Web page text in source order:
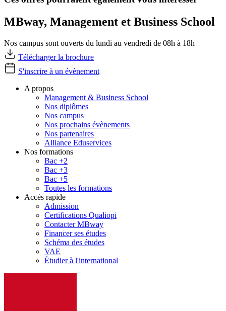
MBway, Management et Business School
Nos campus sont ouverts du lundi au vendredi de 08h à 18h
Télécharger la brochure
S'inscrire à un évènement
A propos
Management & Business School
Nos diplômes
Nos campus
Nos prochains évènements
Nos partenaires
Alliance Eduservices
Nos formations
Bac +2
Bac +3
Bac +5
Toutes les formations
Accès rapide
Admission
Certifications Qualiopi
Contacter MBway
Financer ses études
Schéma des études
VAE
Étudier à l'international